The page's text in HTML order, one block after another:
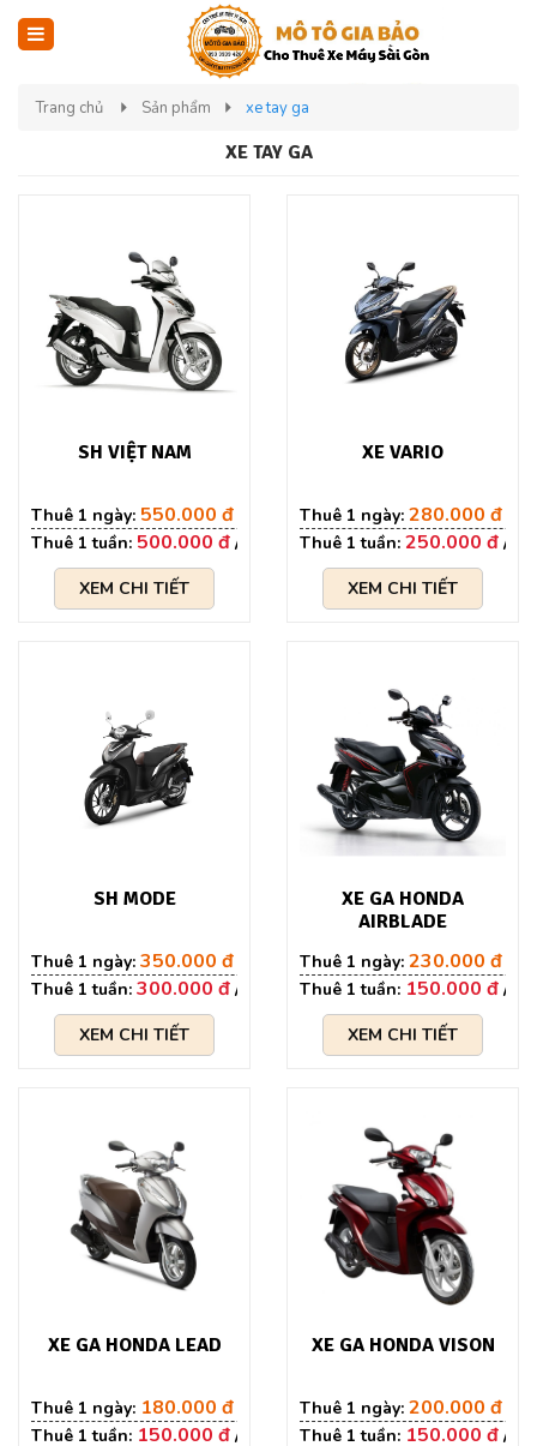
Trang chủ Sản phẩm xe tay ga
XE TAY GA
SH VIỆT NAM
550.000 đ
500.000 đ
XEM CHI TIẾT
XE VARIO
280.000 đ
250.000 đ
XEM CHI TIẾT
SH MODE
350.000 đ
300.000 đ
XEM CHI TIẾT
XE GA HONDA
AIRBLADE
230.000 đ
150.000 đ
XEM CHI TIẾT
XE GA HONDA LEAD
180.000 đ
150.000 đ
XE GA HONDA VISON
200.000 đ
150.000 đ